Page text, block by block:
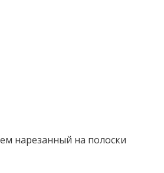
нарезанный на полоски